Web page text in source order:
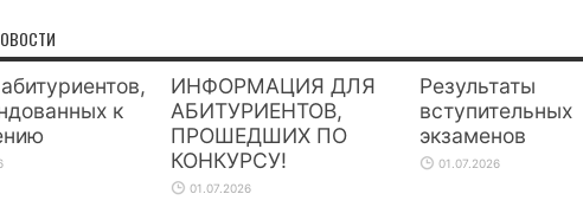
к
ИНФОРМАЦИЯ ДЛЯ
АБИТУРИЕНТОВ,
ПРОШЕДШИХ ПО
КОНКУРСУ!
01.07.2026
Результаты
вступительных
экзаменов
01.07.2026